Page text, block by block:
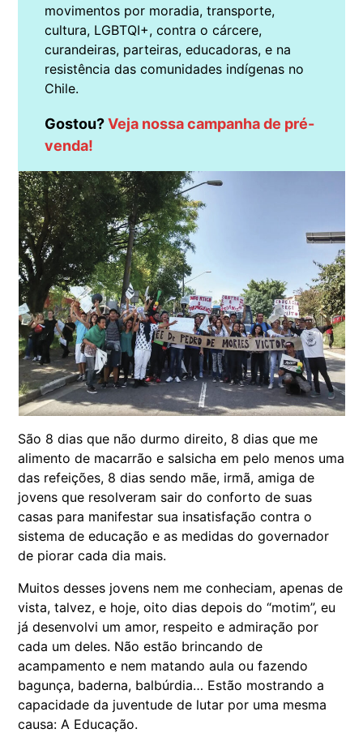
movimentos por moradia, transporte,
cultura, LGBTQI+, contra o cárcere,
curandeiras, parteiras, educadoras, e na
resistência das comunidades indígenas no
Chile.
Gostou?Veja nossa campanha de pré-
venda!
São 8 dias que não durmo direito, 8 dias que me
alimento de macarrão e salsicha em pelo menos uma
das refeições, 8 dias sendo mãe, irmã, amiga de
jovens que resolveram sair do conforto de suas
casas para manifestar sua insatisfação contra o
sistema de educação e as medidas do governador
de piorar cada dia mais.
Muitos desses jovens nem me conheciam, apenas de
vista, talvez, e hoje, oito dias depois do “motim”, eu
já desenvolvi um amor, respeito e admiração por
cada um deles. Não estão brincando de
acampamento e nem matando aula ou fazendo
bagunça, baderna, balbúrdia… Estão mostrando a
capacidade da juventude de lutar por uma mesma
causa: A Educação.